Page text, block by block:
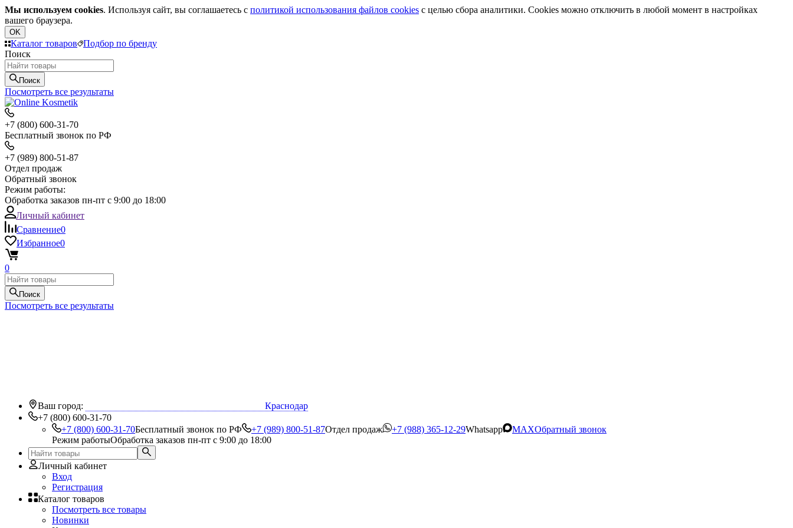
Мы используем cookies. Используя сайт, вы соглашаетесь с политикой использования файлов cookies с целью сбора аналитики. Cookies можно отключить в любой момент в настройках
вашего браузера.
OK
Каталог товаров
Подбор по бренду
Поиск
Поиск
Посмотреть все результаты
+7 (800) 600-31-70
Бесплатный звонок по РФ
+7 (989) 800-51-87
Отдел продаж
Обратный звонок
Режим работы:
Обработка заказов пн-пт с 9:00 до 18:00
Личный кабинет
Сравнение0
Избранное0
0
Поиск
Посмотреть все результаты
Ваш город:
Краснодар
+7 (800) 600-31-70
+7 (800) 600-31-70Бесплатный звонок по РФ +7 (989) 800-51-87Отдел продаж +7 (988) 365-12-29Whatsapp MAXОбратный звонок
Режим работыОбработка заказов пн-пт с 9:00 до 18:00
Личный кабинет
Вход
Регистрация
Каталог товаров
Посмотреть все товары
Новинки